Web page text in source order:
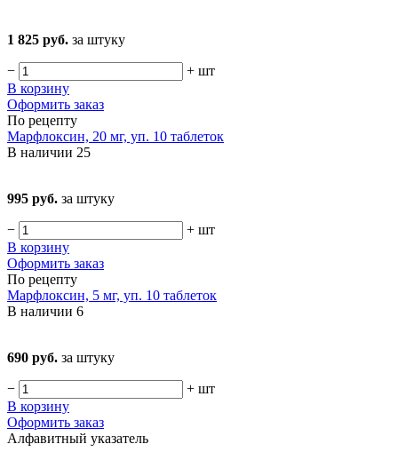
1 825 руб. за штуку
− + шт
В корзину
Оформить заказ
По рецепту
Марфлоксин, 20 мг, уп. 10 таблеток
В наличии 25
995 руб. за штуку
− + шт
В корзину
Оформить заказ
По рецепту
Марфлоксин, 5 мг, уп. 10 таблеток
В наличии 6
690 руб. за штуку
− + шт
В корзину
Оформить заказ
Алфавитный указатель